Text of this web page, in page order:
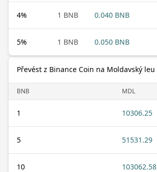
4% 1 BNB 0.040 BNB
5% 1 BNB 0.050 BNB
Převést z Binance Coin na Moldavský leu
BNB MDL
1 10306.25
5 51531.29
10 103062.58